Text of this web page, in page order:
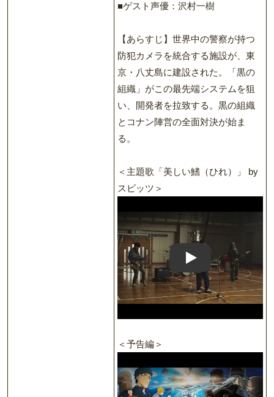
■ゲスト声優：沢村一樹
【あらすじ】世界中の警察が持つ
防犯カメラを統合する施設が、東
京・八丈島に建設された。「黒の
組織」がこの最先端システムを狙
い、開発者を拉致する。黒の組織
とコナン陣営の全面対決が始ま
る。
＜主題歌「美しい鰭（ひれ）」 by
スピッツ＞
Play: Keynote (Google
＜予告編＞